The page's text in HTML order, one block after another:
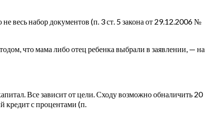
весь набор документов (п. 3 ст. 5 закона от 29.12.2006 №
что мама либо отец ребенка выбрали в заявлении, — на
Все зависит от цели. Сходу возможно обналичить 20
кредит с процентами (п.